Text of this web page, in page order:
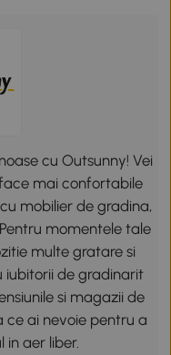
cu Outsunny! Vei
mai confortabile
mobilier de gradina,
momentele tale
multe gratare si
iubitorii de gradinarit
si magazii de
ce ai nevoie pentru a
aer liber.